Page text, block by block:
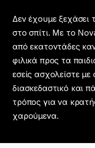
Δεν έχουμε ξεχάσει
στο σπίτι. Με το
από εκατοντάδες
φιλικά προς τα
εσείς ασχολείστε
διασκεδαστικό και
τρόπος για να
χαρούμενα.